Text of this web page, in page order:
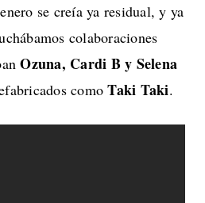
se creía ya residual, y ya
colaboraciones
Ozuna, Cardi B y Selena
comoTaki Taki.